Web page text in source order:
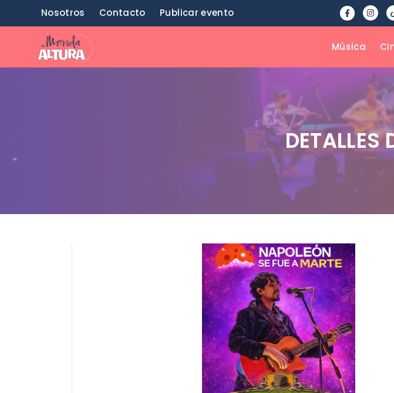
Nosotros Contacto Publicar evento
Música
DETALLES